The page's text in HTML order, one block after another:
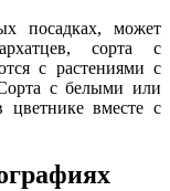
посадках, может
сорта с
с растениями с
с белыми или
цветнике вместе с